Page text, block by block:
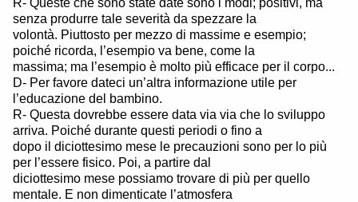
senza produrre tale severità da spezzare la
volontà. Piuttosto per mezzo di massime e esempio;
poiché ricorda, l’esempio va bene, come la
massima; ma l’esempio è molto più efficace per il corpo...
D- Per favore dateci un’altra informazione utile per
l’educazione del bambino.
R- Questa dovrebbe essere data via via che lo sviluppo
arriva. Poiché durante questi periodi o fino a
dopo il diciottesimo mese le precauzioni sono per lo più
per l’essere fisico. Poi, a partire dal
diciottesimo mese possiamo trovare di più per quello
mentale. E non dimenticate l’atmosfera